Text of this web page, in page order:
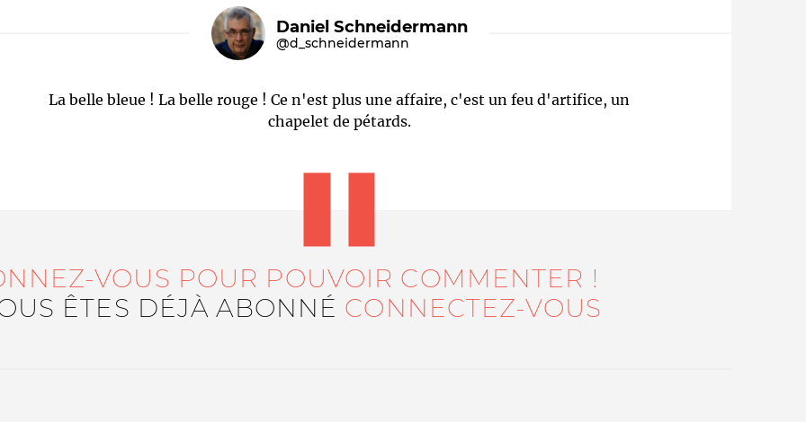
Daniel Schneidermann
@d_schneidermann
La belle bleue ! La belle rouge ! Ce n'est plus une affaire, c'est un feu d'artifice, un
chapelet de pétards.
VOUS POUR POUVOIR COMMENTER !
ÊTES DÉJÀ ABONNÉ CONNECTEZ-VOUS